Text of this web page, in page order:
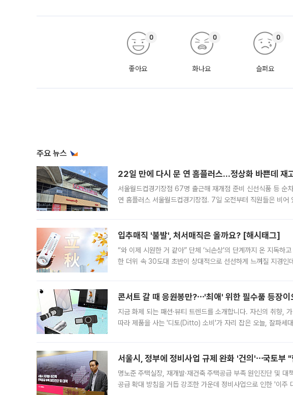
좋아요
0
화나요
0
슬퍼요
0
주요 뉴스
22일 만에 다시 문 연 홈플러스…정상화 바쁜데 재
서울월드컵경기장점 67명 출근해 재개점 준비 신선식품 등
연 홈플러스 서울월드컵경기장점. 7일 오전부터 직원들은 비
입추매직 '불발', 처서매직은 올까요? [해시태그]
“와 이제 시원한 거 같아” 단체 ‘뇌손상’의 단계까지 온 지독
한 더위 속 30도대 초반이 상대적으로 선선하게 느껴질 지경인
콘서트 갈 때 응원봉만?⋯'최애' 위한 필수품 등장
지금 화제 되는 패션·뷰티 트렌드를 소개합니다. 자신의 취향,
따라 제품을 사는 '디토(Ditto) 소비'가 자리 잡은 오늘, 잘파세
서울시, 정부에 정비사업 규제 완화 '건의'⋯국토부
명노준 주택실장, 재개발·재건축 주택공급 부족 원인진단 및 대
공급 확대 방침을 거듭 강조한 가운데 정비사업으로 인한 '이주